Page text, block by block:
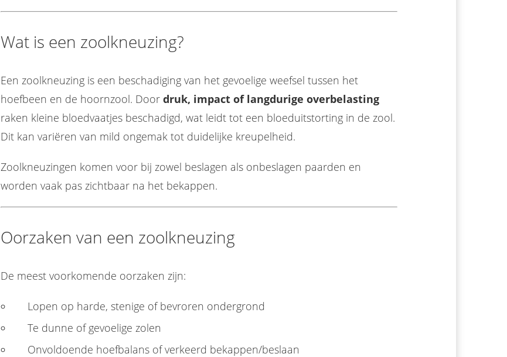
Wat is een zoolkneuzing?
Een zoolkneuzing is een beschadiging van het gevoelige weefsel tussen het
hoefbeen en de hoornzool. Door druk, impact of langdurige overbelasting
raken kleine bloedvaatjes beschadigd, wat leidt tot een bloeduitstorting in de zool.
Dit kan variëren van mild ongemak tot duidelijke kreupelheid.
Zoolkneuzingen komen voor bij zowel beslagen als onbeslagen paarden en
worden vaak pas zichtbaar na het bekappen.
Oorzaken van een zoolkneuzing
De meest voorkomende oorzaken zijn:
Lopen op harde, stenige of bevroren ondergrond
Te dunne of gevoelige zolen
Onvoldoende hoefbalans of verkeerd bekappen/beslaan